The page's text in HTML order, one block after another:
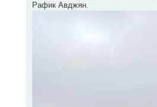
Рафик Авджян.